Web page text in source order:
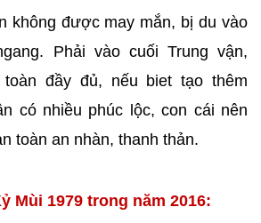
không được may mắn, bị du vào
Phải vào cuối Trung vận,
toàn đầy đủ, nếu biet tạo thêm
có nhiều phúc lộc, con cái nên
toàn an nhàn, thanh thản.
Mùi 1979 trong năm 2016: